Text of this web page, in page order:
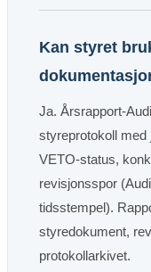
Kan styret
Ja. Årsrapport-
styreprotokoll med
VETO-status,
revisjonsspor
tidsstempel).
styredokument,
protokollarkivet.